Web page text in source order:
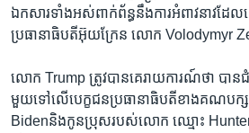
ឯកសារ​ទាំងអស់​ពាក់ព័ន្ធ​នឹង​ការអំពាវនាវ​ដែ
ប្រធានាធិបតី​អ៊ុយក្រែន លោក Volodymyr
លោក Trump ត្រូវ​បាន​គេ​រាយការណ៍​ថា​ បាន​ជំ
មួយ​ទៅលើ​បេក្ខជន​ប្រធានាធិបតី​ខាង​គណបក្
Bidenនិង​កូន​ប្រុស​របស់​លោក ឈ្មោះ Hunterដ